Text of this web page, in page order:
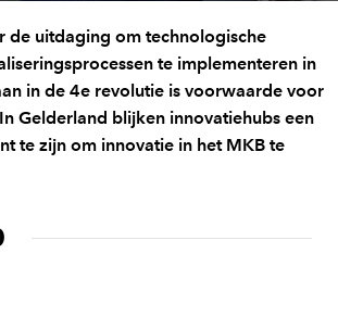
de uitdaging om technologische
te implementeren in
in de 4e revolutie is voorwaarde voor
Gelderland blijken innovatiehubs een
te zijn om innovatie in het MKB te